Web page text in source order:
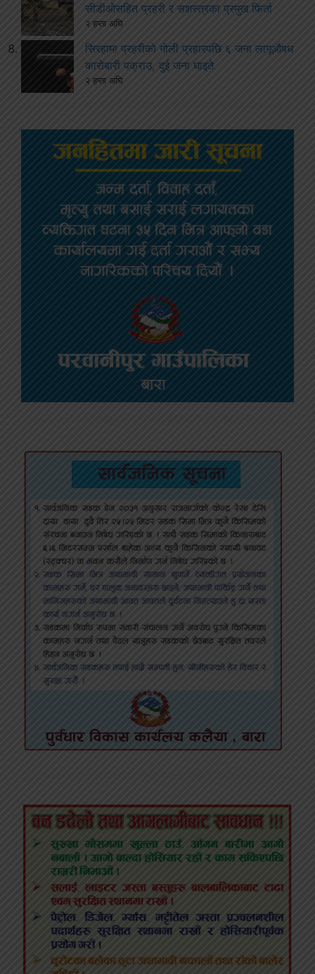
सीडीओसहित प्रहरी र सशस्त्रका प्रमुख फिर्ता
२ हप्ता अघि
सिरहामा प्रहरीको गोली प्रहारपछि ६ जना लागूऔषध
कारोबारी पक्राउ, दुई जना घाइते
२ हप्ता अघि